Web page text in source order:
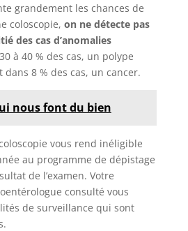
grandement les chances de
coloscopie, on ne détecte pas
des cas d’anomalies
à 40 % des cas, un polype
8 % des cas, un cancer.
nous font du bien
vous rend inéligible
au programme de dépistage
de l’examen. Votre
consulté vous
de surveillance qui sont